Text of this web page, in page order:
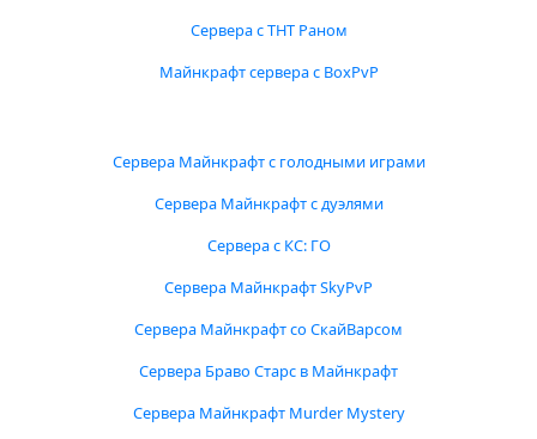
Сервера с ТНТ Раном
Майнкрафт сервера с BoxPvP
Сервера Майнкрафт с голодными играми
Сервера Майнкрафт с дуэлями
Сервера с КС: ГО
Сервера Майнкрафт SkyPvP
Сервера Майнкрафт со СкайВарсом
Сервера Браво Старс в Майнкрафт
Сервера Майнкрафт Murder Mystery